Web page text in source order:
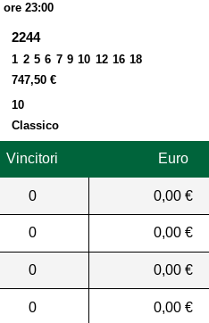
23:00
2244
1 2 5 6 7 9 10 12 16 18
747,50 €
10
Classico
Vincitori Euro
0 0,00 €
0 0,00 €
0 0,00 €
0 0,00 €